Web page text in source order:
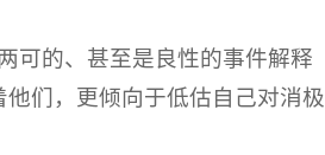
可的、甚至是良性的事件解释
们，更倾向于低估自己对消极